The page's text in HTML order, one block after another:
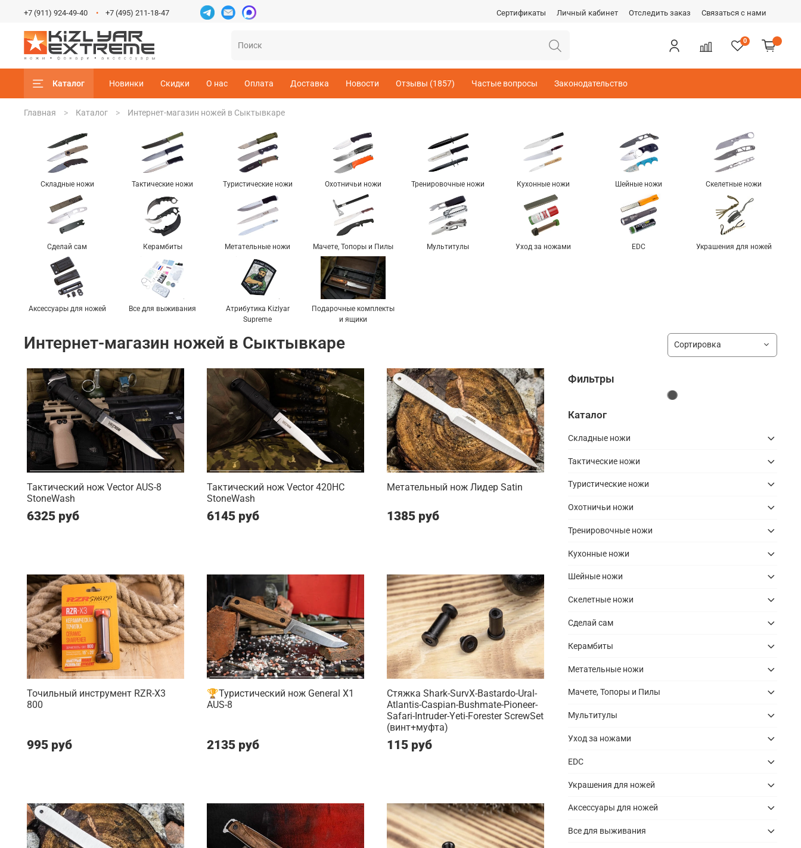
Сертификаты Личный кабинет Отследить заказ Связаться с нами
+7 (911) 924-49-40 +7 (495) 211-18-47
0
Каталог Новинки Скидки О нас Оплата Доставка Новости Отзывы (1857) Частые вопросы Законодательство
Главная Каталог Интернет-магазин ножей в Сыктывкаре
Складные ножи Тактические ножи Туристические ножи Охотничьи ножи Тренировочные ножи Кухонные ножи Шейные ножи Скелетные ножи
Сделай сам Керамбиты Метательные ножи Мачете, Топоры и Пилы Мультитулы Уход за ножами EDC Украшения для ножей
Аксессуары для ножей Все для выживания
Атрибутика Kizlyar
Supreme
Подарочные комплекты
и ящики
Интернет-магазин ножей в Сыктывкаре
Тактический нож Vector AUS-8
StoneWash
6325 руб
Тактический нож Vector 420HC
StoneWash
6145 руб
Метательный нож Лидер Satin
1385 руб
Точильный инструмент RZR-X3
800
995 руб
🏆Туристический нож General X1
AUS-8
2135 руб
Стяжка Shark-SurvX-Bastardo-Ural-
Atlantis-Caspian-Bushmate-Pioneer-
Safari-Intruder-Yeti-Forester ScrewSet
(винт+муфта)
115 руб
Фильтры
Каталог
Складные ножи
Тактические ножи
Туристические ножи
Охотничьи ножи
Тренировочные ножи
Кухонные ножи
Шейные ножи
Скелетные ножи
Сделай сам
Керамбиты
Метательные ножи
Мачете, Топоры и Пилы
Мультитулы
Уход за ножами
EDC
Украшения для ножей
Аксессуары для ножей
Все для выживания